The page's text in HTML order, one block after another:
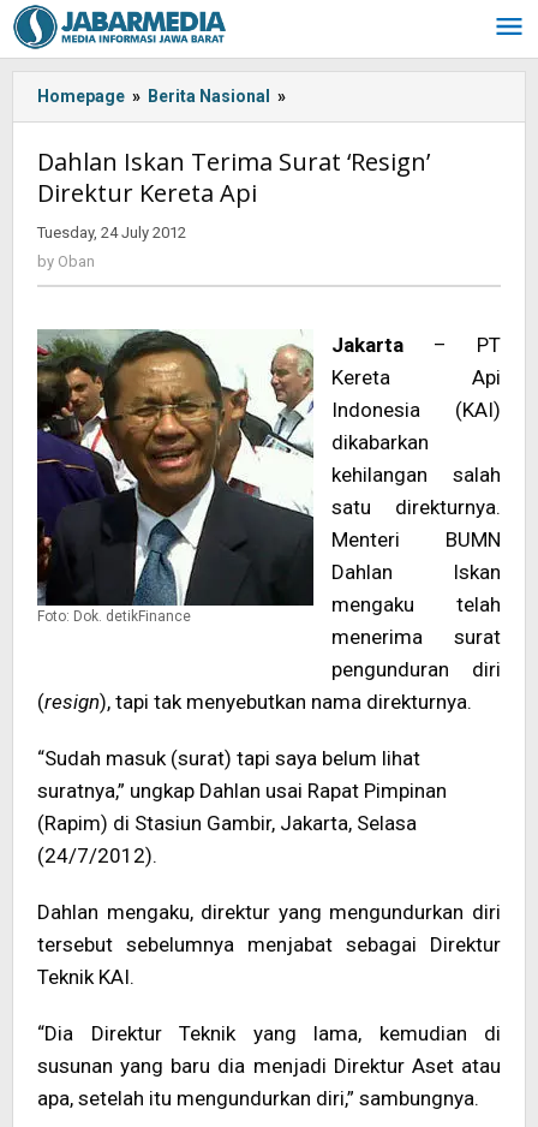
Skip
to
content
Homepage » Berita Nasional »
-:IN-
>Dahlan
Api<!-
-:-
-
>
Dahlan Iskan Terima Surat ‘Resign’
Direktur Kereta Api
Tuesday, 24 July 2012
by Oban
Foto: Dok. detikFinance
Jakarta – PT
Kereta Api
Indonesia (KAI)
dikabarkan
kehilangan salah
satu direkturnya.
Menteri BUMN
Dahlan Iskan
mengaku telah
menerima surat
pengunduran diri
(resign), tapi tak menyebutkan nama direkturnya.
“Sudah masuk (surat) tapi saya belum lihat
suratnya,” ungkap Dahlan usai Rapat Pimpinan
(Rapim) di Stasiun Gambir, Jakarta, Selasa
(24/7/2012).
Dahlan mengaku, direktur yang mengundurkan diri
tersebut sebelumnya menjabat sebagai Direktur
Teknik KAI.
“Dia Direktur Teknik yang lama, kemudian di
susunan yang baru dia menjadi Direktur Aset atau
apa, setelah itu mengundurkan diri,” sambungnya.